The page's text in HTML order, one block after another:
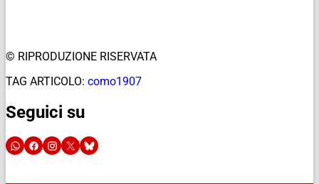
© RIPRODUZIONE RISERVATA
TAG ARTICOLO: como1907
Seguici su